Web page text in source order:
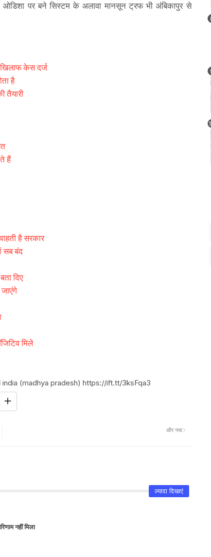
ओडिशा पर बने सिस्टम के अलावा मानसून ट्रफ भी अंबिकापुर से
खिलाफ केस दर्ज
है
तैयारी
हैं
है सरकार
सब बंद
दिए
मिले
(madhya pradesh) https://ift.tt/3ksFqa3
और नया
ज़्यादा दिखाएं
नहीं मिला